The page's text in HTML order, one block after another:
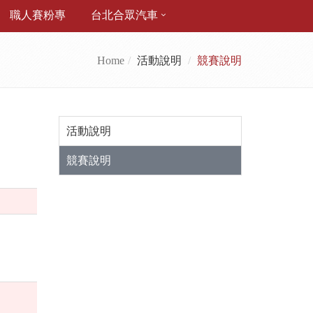
職人賽粉專 台北合眾汽車
Home 活動說明 競賽說明
活動說明
競賽說明